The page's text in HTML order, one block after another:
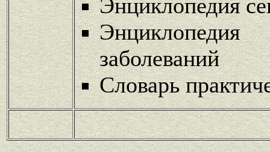
Энциклопедия
заболеваний
Словарь